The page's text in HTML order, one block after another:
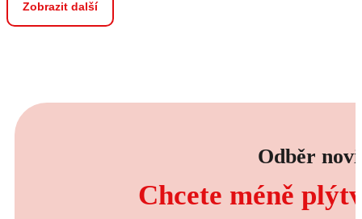
Zobrazit další
Odběr
Chcete méně